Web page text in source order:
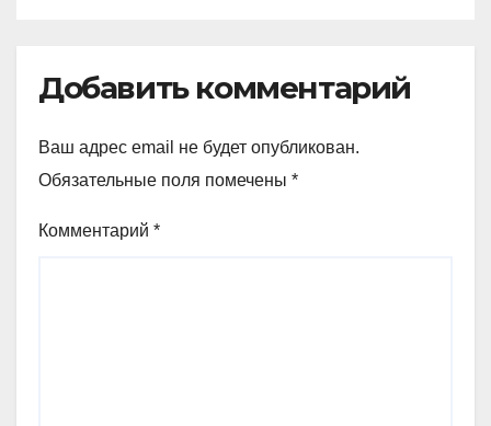
Добавить комментарий
Ваш адрес email не будет опубликован.
Обязательные поля помечены *
Комментарий *